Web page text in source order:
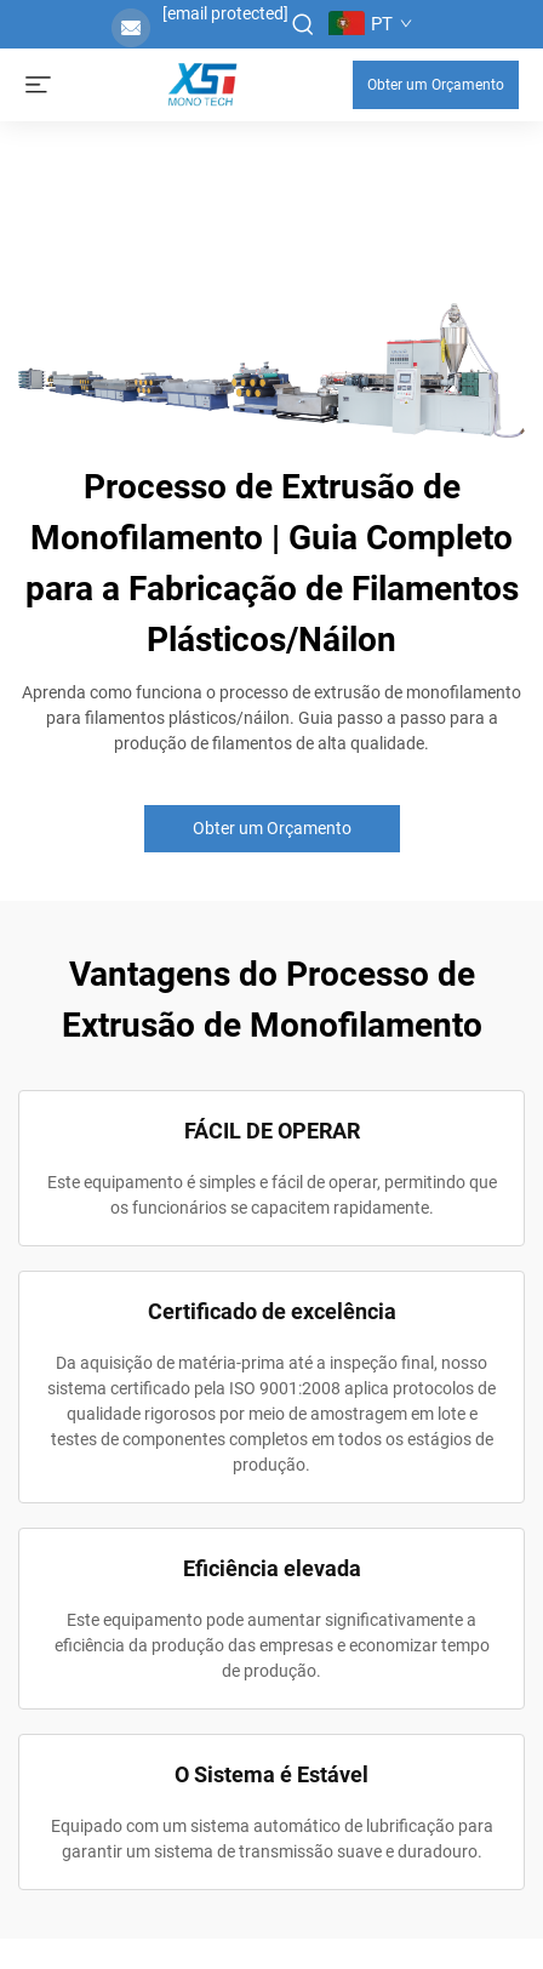
[email protected] PT
Obter um Orçamento
Processo de Extrusão de
Monofilamento | Guia Completo
para a Fabricação de Filamentos
Plásticos/Náilon
Aprenda como funciona o processo de extrusão de monofilamento
para filamentos plásticos/náilon. Guia passo a passo para a
produção de filamentos de alta qualidade.
Obter um Orçamento
Vantagens do Processo de
Extrusão de Monofilamento
FÁCIL DE OPERAR
Este equipamento é simples e fácil de operar, permitindo que
os funcionários se capacitem rapidamente.
Certificado de excelência
Da aquisição de matéria-prima até a inspeção final, nosso
sistema certificado pela ISO 9001:2008 aplica protocolos de
qualidade rigorosos por meio de amostragem em lote e
testes de componentes completos em todos os estágios de
produção.
Eficiência elevada
Este equipamento pode aumentar significativamente a
eficiência da produção das empresas e economizar tempo
de produção.
O Sistema é Estável
Equipado com um sistema automático de lubrificação para
garantir um sistema de transmissão suave e duradouro.